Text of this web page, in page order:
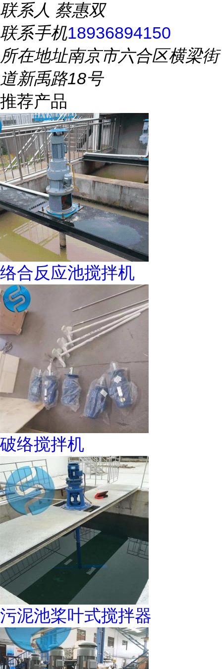
联系人 蔡惠双
联系手机18936894150
所在地址南京市六合区横梁街
道新禹路18号
推荐产品
络合反应池搅拌机
破络搅拌机
污泥池桨叶式搅拌器